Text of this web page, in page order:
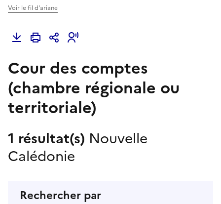
Voir le fil d'ariane
Cour des comptes
(chambre régionale ou
territoriale)
1 résultat(s) Nouvelle
Calédonie
Rechercher par